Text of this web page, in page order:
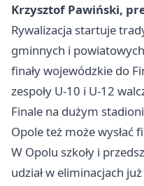
Krzysztof Pawiński,
Rywalizacja startuje
gminnych i
finały wojewódzkie do
zespoły U-10 i U-12
Finale na dużym
Opole też może wysłać
W Opolu szkoły i
udział w eliminacjach